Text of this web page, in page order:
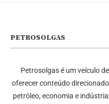
PETROSOLGAS
Petrosolgas é um veículo
oferecer conteúdo
petróleo, economia e